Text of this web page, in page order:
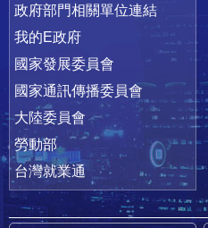
政府部門相關單位連結
我的E政府
國家發展委員會
國家通訊傳播委員會
大陸委員會
勞動部
台灣就業通